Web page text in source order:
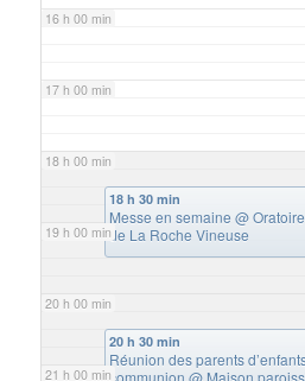
16 h 00 min
17 h 00 min
18 h 00 min
19 h 00 min
20 h 00 min
21 h 00 min
18 h 30 min
Messe en semaine@
de La Roche Vineuse
20 h 30 min
Réunion des parents
communion@ Maison